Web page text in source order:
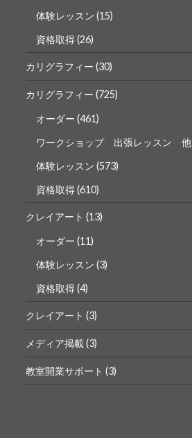
体験レッスン (15)
資格取得(26)
カリグラフィー (30)
カリグラフィー (725)
オーダー (461)
ワークショップ 出張レッスン 他
体験レッスン (573)
資格取得(610)
クレイアート (13)
オーダー (11)
体験レッスン (3)
資格取得(4)
クレイアート (3)
メディア掲載 (3)
教室開業サポート (3)